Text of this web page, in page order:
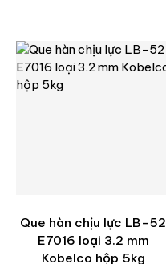
Que hàn chịu lực LB-52
E7016 loại 3.2 mm
Kobelco hộp 5kg